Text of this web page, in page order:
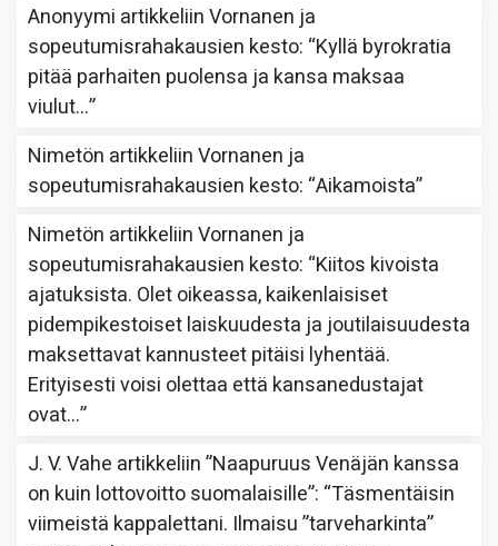
Anonyymi artikkeliinVornanen ja
sopeutumisrahakausien kesto: “Kyllä byrokratia
pitää parhaiten puolensa ja kansa maksaa
viulut…”
Nimetön artikkeliinVornanen ja
sopeutumisrahakausien kesto: “Aikamoista”
Nimetön artikkeliinVornanen ja
sopeutumisrahakausien kesto: “Kiitos kivoista
ajatuksista. Olet oikeassa, kaikenlaisiset
pidempikestoiset laiskuudesta ja joutilaisuudesta
maksettavat kannusteet pitäisi lyhentää.
Erityisesti voisi olettaa että kansanedustajat
ovat…”
J. V. Vahe artikkeliin”Naapuruus Venäjän kanssa
on kuin lottovoitto suomalaisille”: “Täsmentäisin
viimeistä kappalettani. Ilmaisu ”tarveharkinta”